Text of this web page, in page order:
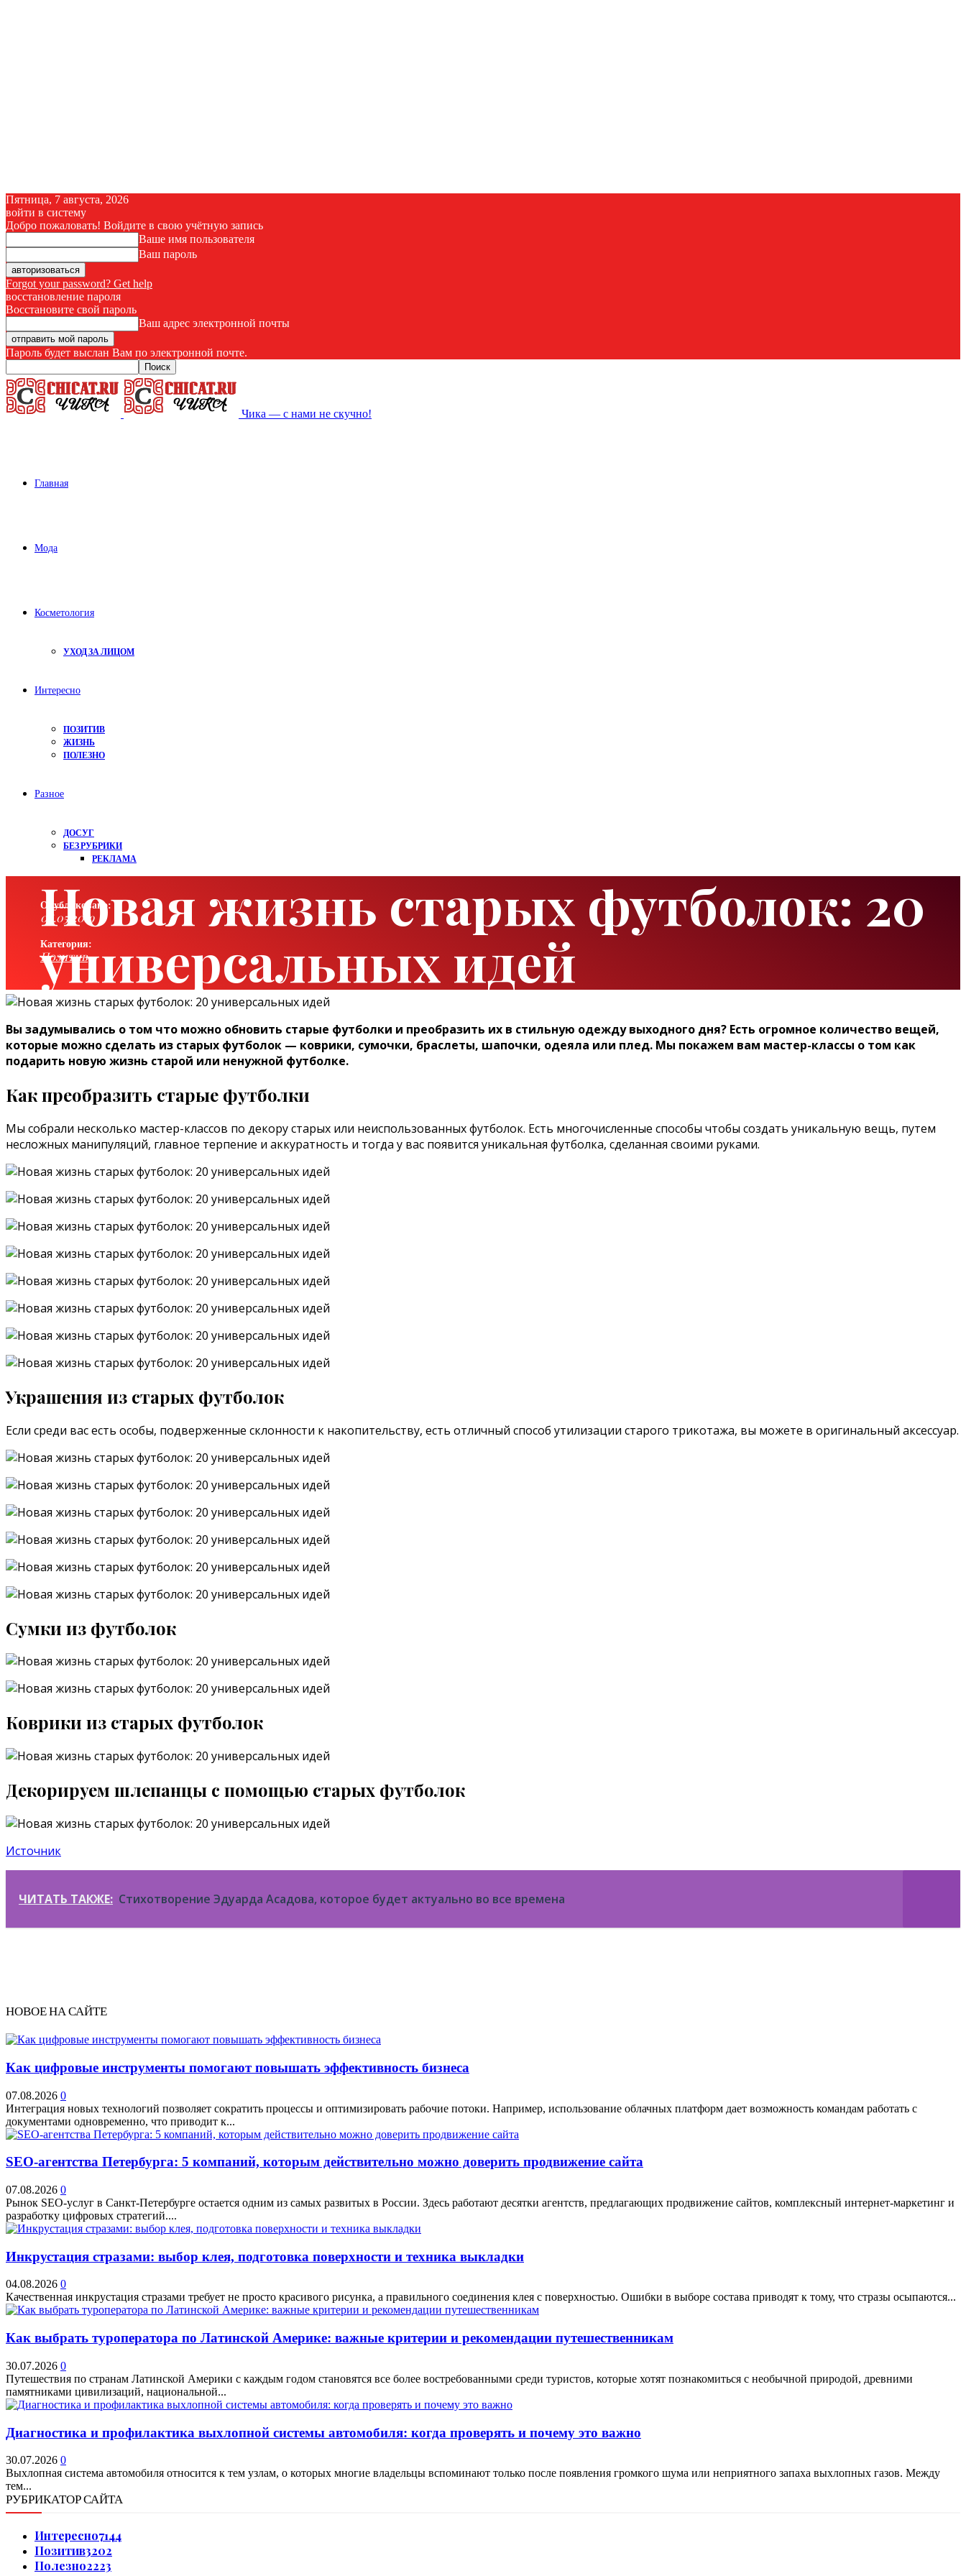
Пятница, 7 августа, 2026
войти в систему
Добро пожаловать! Войдите в свою учётную запись
Ваше имя пользователя
Ваш пароль
Forgot your password? Get help
восстановление пароля
Восстановите свой пароль
Ваш адрес электронной почты
Пароль будет выслан Вам по электронной почте.
Чика — с нами не скучно!
Главная
Мода
Косметология
УХОД ЗА ЛИЦОМ
Интересно
ПОЗИТИВ
ЖИЗНЬ
ПОЛЕЗНО
Разное
ДОСУГ
БЕЗ РУБРИКИ
РЕКЛАМА
Новая жизнь старых футболок: 20
универсальных идей
Опубликовано:
08.05.2019
Категория:
Позитив
Вы задумывались о том что можно обновить старые футболки и преобразить их в стильную одежду выходного дня? Есть огромное количество вещей,
которые можно сделать из старых футболок — коврики, сумочки, браслеты, шапочки, одеяла или плед. Мы покажем вам мастер-классы о том как
подарить новую жизнь старой или ненужной футболке.
Как преобразить старые футболки
Мы собрали несколько мастер-классов по декору старых или неиспользованных футболок. Есть многочисленные способы чтобы создать уникальную вещь, путем
несложных манипуляций, главное терпение и аккуратность и тогда у вас появится уникальная футболка, сделанная своими руками.
Украшения из старых футболок
Если среди вас есть особы, подверженные склонности к накопительству, есть отличный способ утилизации старого трикотажа, вы можете в оригинальный аксессуар.
Сумки из футболок
Коврики из старых футболок
Декорируем шлепанцы с помощью старых футболок
Источник
ЧИТАТЬ ТАКЖЕ: Стихотворение Эдуарда Асадова, которое будет актуально во все времена
НОВОЕ НА САЙТЕ
Как цифровые инструменты помогают повышать эффективность бизнеса
07.08.2026 0
Интеграция новых технологий позволяет сократить процессы и оптимизировать рабочие потоки. Например, использование облачных платформ дает возможность командам работать с
документами одновременно, что приводит к...
SEO-агентства Петербурга: 5 компаний, которым действительно можно доверить продвижение сайта
07.08.2026 0
Рынок SEO-услуг в Санкт-Петербурге остается одним из самых развитых в России. Здесь работают десятки агентств, предлагающих продвижение сайтов, комплексный интернет-маркетинг и
разработку цифровых стратегий....
Инкрустация стразами: выбор клея, подготовка поверхности и техника выкладки
04.08.2026 0
Качественная инкрустация стразами требует не просто красивого рисунка, а правильного соединения клея с поверхностью. Ошибки в выборе состава приводят к тому, что стразы осыпаются...
Как выбрать туроператора по Латинской Америке: важные критерии и рекомендации путешественникам
30.07.2026 0
Путешествия по странам Латинской Америки с каждым годом становятся все более востребованными среди туристов, которые хотят познакомиться с необычной природой, древними
памятниками цивилизаций, национальной...
Диагностика и профилактика выхлопной системы автомобиля: когда проверять и почему это важно
30.07.2026 0
Выхлопная система автомобиля относится к тем узлам, о которых многие владельцы вспоминают только после появления громкого шума или неприятного запаха выхлопных газов. Между
тем...
РУБРИКАТОР САЙТА
Интересно7144
Позитив3202
Полезно2223